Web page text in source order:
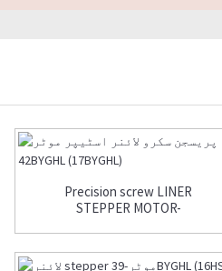
Precision screw LINER
STEPPER MOTOR-